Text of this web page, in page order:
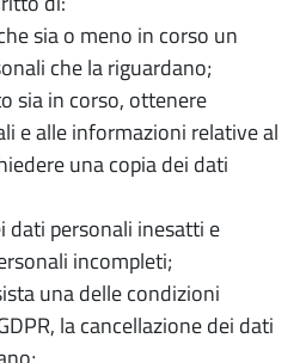
sia o meno in corso un
che la riguardano;
sia in corso, ottenere
e alle informazioni relative al
una copia dei dati
personali inesatti e
incompleti;
una delle condizioni
la cancellazione dei dati